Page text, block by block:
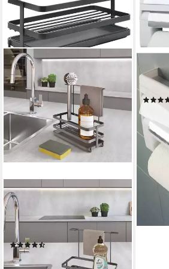
METALTEX
Zubehöraufbewahrungsständer
Tokyo Lava, Spülbecken-
Organizer
(5)
18,99 € 24,99 €
ab
-37%